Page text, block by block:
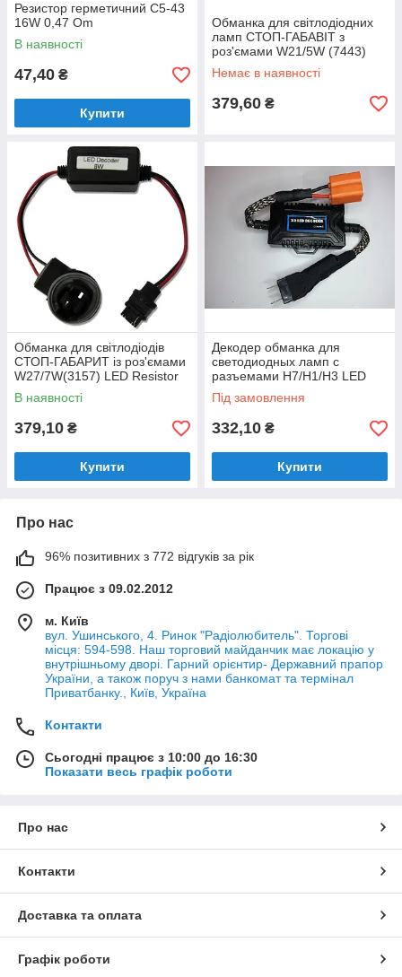
Резистор герметичний С5-43
16W 0,47 Om
В наявності
47,40 ₴
Купити
Обманка для світлодіодних
ламп СТОП-ГАБАВІТ з
роз'ємами W21/5W (7443)
LED Resistor Warnning
canceller
Немає в наявності
379,60 ₴
Обманка для світлодіодів
СТОП-ГАБАРИТ із роз'ємами
W27/7W(3157) LED Resistor
Warnning canceller
В наявності
379,10 ₴
Купити
Декодер обманка для
светодиодных ламп с
разъемами H7/H1/H3 LED
Headlight warnning canc
Під замовлення
332,10 ₴
Купити
Про нас
96% позитивних з 772 відгуків за рік
Працює з 09.02.2012
м. Київ
вул. Ушинського, 4. Ринок "Радіолюбитель". Торгові
місця: 594-598. Наш торговий майданчик має локацію у
внутрішньому дворі. Гарний орієнтир- Державний прапор
України, а також поруч з нами банкомат та термінал
Приватбанку., Київ, Україна
Контакти
Сьогодні працює з 10:00 до 16:30
Показати весь графік роботи
Про нас
Контакти
Доставка та оплата
Графік роботи